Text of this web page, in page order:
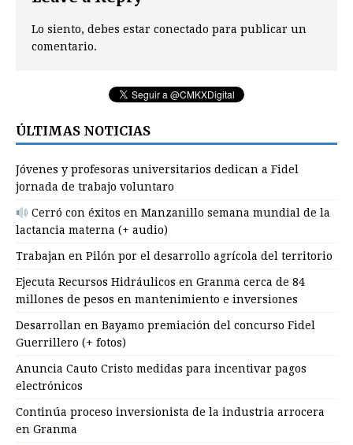
Lo siento, debes estar conectado para publicar un
comentario.
ÚLTIMAS NOTICIAS
Jóvenes y profesoras universitarios dedican a Fidel
jornada de trabajo voluntaro
Cerró con éxitos en Manzanillo semana mundial de la
lactancia materna (+ audio)
Trabajan en Pilón por el desarrollo agrícola del territorio
Ejecuta Recursos Hidráulicos en Granma cerca de 84
millones de pesos en mantenimiento e inversiones
Desarrollan en Bayamo premiación del concurso Fidel
Guerrillero (+ fotos)
Anuncia Cauto Cristo medidas para incentivar pagos
electrónicos
Continúa proceso inversionista de la industria arrocera
en Granma